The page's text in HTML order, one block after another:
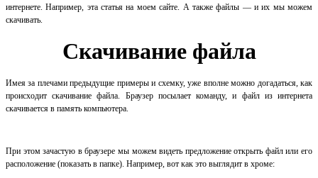
интернете. Например, эта статья на моем сайте. А также файлы — и их мы можем
скачивать.
Скачивание файла
Имея за плечами предыдущие примеры и схемку, уже вполне можно догадаться, как
происходит скачивание файла. Браузер посылает команду, и файл из интернета
скачивается в память компьютера.
При этом зачастую в браузере мы можем видеть предложение открыть файл или его
расположение (показать в папке). Например, вот как это выглядит в хроме: